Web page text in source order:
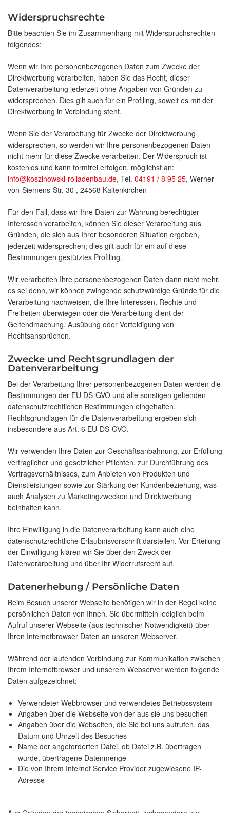
Widerspruchsrechte
Bitte beachten Sie im Zusammenhang mit Widerspruchsrechten
folgendes:
Wenn wir Ihre personenbezogenen Daten zum Zwecke der
Direktwerbung verarbeiten, haben Sie das Recht, dieser
Datenverarbeitung jederzeit ohne Angaben von Gründen zu
widersprechen. Dies gilt auch für ein Profiling, soweit es mit der
Direktwerbung in Verbindung steht.
Wenn Sie der Verarbeitung für Zwecke der Direktwerbung
widersprechen, so werden wir Ihre personenbezogenen Daten
nicht mehr für diese Zwecke verarbeiten. Der Widerspruch ist
kostenlos und kann formfrei erfolgen, möglichst an:
info@koszinowski-rolladenbau.de, Tel. 04191 / 8 95 25, Werner-
von-Siemens-Str. 30 , 24568 Kaltenkirchen
Für den Fall, dass wir Ihre Daten zur Wahrung berechtigter
Interessen verarbeiten, können Sie dieser Verarbeitung aus
Gründen, die sich aus Ihrer besonderen Situation ergeben,
jederzeit widersprechen; dies gilt auch für ein auf diese
Bestimmungen gestütztes Profiling.
Wir verarbeiten Ihre personenbezogenen Daten dann nicht mehr,
es sei denn, wir können zwingende schutzwürdige Gründe für die
Verarbeitung nachweisen, die Ihre Interessen, Rechte und
Freiheiten überwiegen oder die Verarbeitung dient der
Geltendmachung, Ausübung oder Verteidigung von
Rechtsansprüchen.
Zwecke und Rechtsgrundlagen der
Datenverarbeitung
Bei der Verarbeitung Ihrer personenbezogenen Daten werden die
Bestimmungen der EU DS-GVO und alle sonstigen geltenden
datenschutzrechtlichen Bestimmungen eingehalten.
Rechtsgrundlagen für die Datenverarbeitung ergeben sich
insbesondere aus Art. 6 EU-DS-GVO.
Wir verwenden Ihre Daten zur Geschäftsanbahnung, zur Erfüllung
vertraglicher und gesetzlicher Pflichten, zur Durchführung des
Vertragsverhältnisses, zum Anbieten von Produkten und
Dienstleistungen sowie zur Stärkung der Kundenbeziehung, was
auch Analysen zu Marketingzwecken und Direktwerbung
beinhalten kann.
Ihre Einwilligung in die Datenverarbeitung kann auch eine
datenschutzrechtliche Erlaubnisvorschrift darstellen. Vor Erteilung
der Einwilligung klären wir Sie über den Zweck der
Datenverarbeitung und über Ihr Widerrufsrecht auf.
Datenerhebung / Persönliche Daten
Beim Besuch unserer Webseite benötigen wir in der Regel keine
persönlichen Daten von Ihnen. Sie übermitteln lediglich beim
Aufruf unserer Webseite (aus technischer Notwendigkeit) über
Ihren Internetbrowser Daten an unseren Webserver.
Während der laufenden Verbindung zur Kommunikation zwischen
Ihrem Internetbrowser und unserem Webserver werden folgende
Daten aufgezeichnet:
Verwendeter Webbrowser und verwendetes Betriebssystem
Angaben über die Webseite von der aus sie uns besuchen
Angaben über die Webseiten, die Sie bei uns aufrufen, das
Datum und Uhrzeit des Besuches
Name der angeforderten Datei, ob Datei z.B. übertragen
wurde, übertragene Datenmenge
Die von Ihrem Internet Service Provider zugewiesene IP-
Adresse